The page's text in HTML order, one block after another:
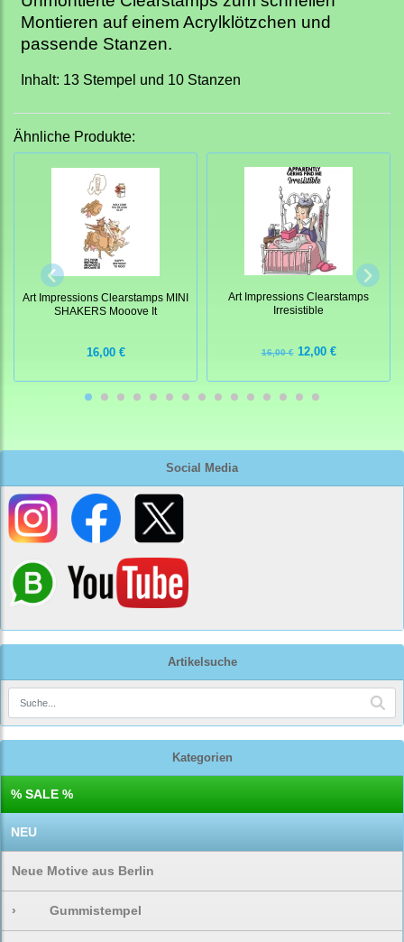
Social Media
Artikelsuche
Kategorien
% SALE %
NEU
Neue Motive aus Berlin
› Gummistempel
Montieren auf einem Acrylklötzchen und
passende Stanzen.
Inhalt: 13 Stempel und 10 Stanzen
Ähnliche Produkte:
Art Impressions Clearstamps MINI
SHAKERS Mooove It
16,00 €
Art Impressions Clearstamps
Irresistible
16,00 €12,00 €